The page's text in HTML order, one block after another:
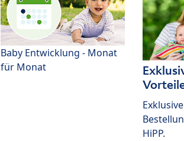
Baby Entwicklung - Monat
für Monat
HiPP.